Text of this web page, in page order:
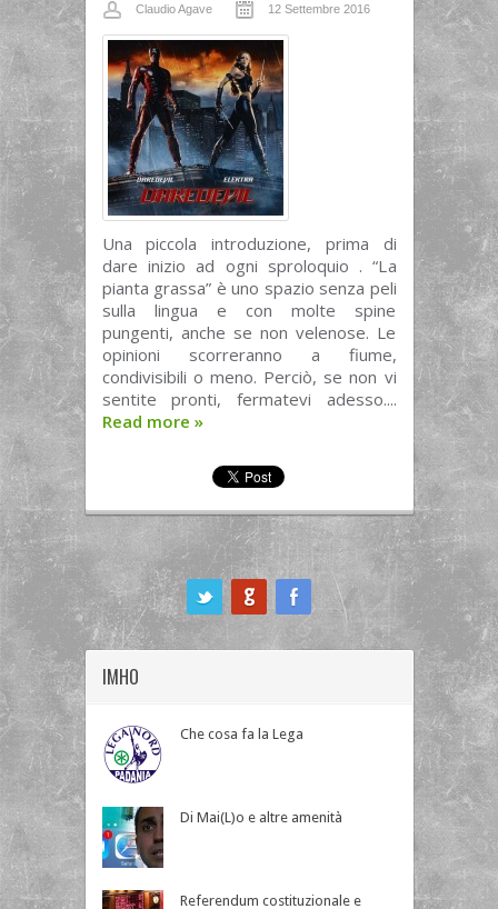
Claudio Agave 12 Settembre 2016
Una piccola introduzione, prima di
dare inizio ad ogni sproloquio . “La
pianta grassa” è uno spazio senza peli
sulla lingua e con molte spine
pungenti, anche se non velenose. Le
opinioni scorreranno a fiume,
condivisibili o meno. Perciò, se non vi
sentite pronti, fermatevi adesso....
Read more »
IMHO
Che cosa fa la Lega
Di Mai(L)o e altre amenità
Referendum costituzionale e